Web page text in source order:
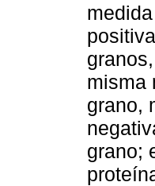
misma
grano,
grano;